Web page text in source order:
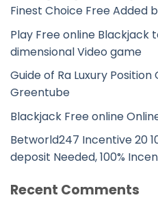
Finest Choice Free Added
Play Free online
dimensional Video game
Guide of Ra Luxury
Greentube
Blackjack Free online
Betworld247 Incentive 20
deposit Needed, 100%
Recent Comments